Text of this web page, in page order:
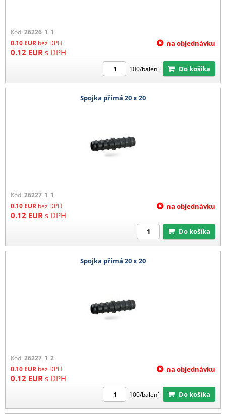
Kód: 26226_1_1
0.10 EUR bez DPH
0.12 EUR s DPH
na objednávku
100/balení Do košíka
Spojka přímá 20 x 20
Kód: 26227_1_1
0.10 EUR bez DPH
0.12 EUR s DPH
na objednávku
Do košíka
Spojka přímá 20 x 20
Kód: 26227_1_2
0.10 EUR bez DPH
0.12 EUR s DPH
na objednávku
100/balení Do košíka